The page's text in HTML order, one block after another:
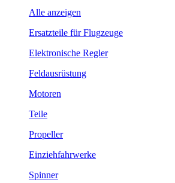
Alle anzeigen
Ersatzteile für Flugzeuge
Elektronische Regler
Feldausrüstung
Motoren
Teile
Propeller
Einziehfahrwerke
Spinner